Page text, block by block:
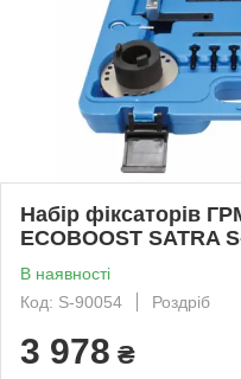
Набір фіксаторів
ECOBOOST SATRA
В наявності
Код: S-90054
Роздріб
3 978 ₴